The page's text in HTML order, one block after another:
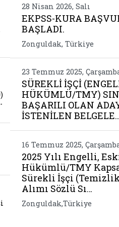
gaziler dernegi genel
yonelik siddetle
sanatla yasam programi
evlilik oncesi egitimi
28 Nisan 2026, Salı
EKPSS-KURA
BAŞLADI.
Zonguldak, Türkiye
23 Temmuz 2025,
SÜREKLİ İŞÇİ
HÜKÜMLÜ/TMY)
BAŞARILI OLAN
İSTENİLEN
16 Temmuz 2025,
2025 Yılı Engelli,
Hükümlü/TMY
Sürekli İşçi
Alımı Sözlü Sı…
Zonguldak,Türkiye